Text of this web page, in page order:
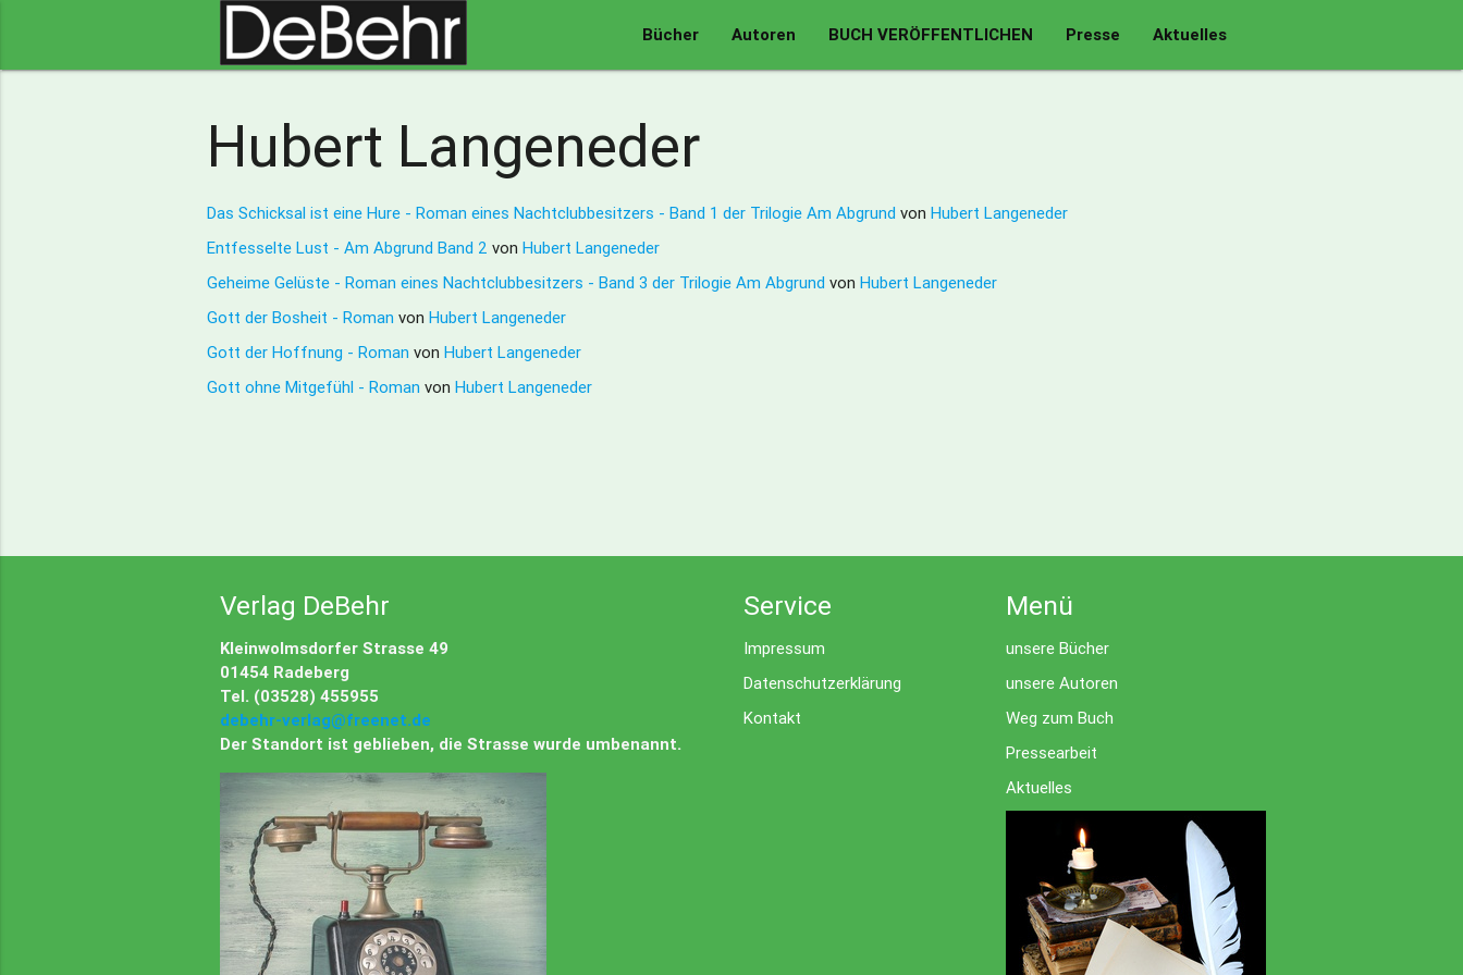
Bücher Autoren BUCH VERÖFFENTLICHEN Presse Aktuelles
Hubert Langeneder
Das Schicksal ist eine Hure - Roman eines Nachtclubbesitzers - Band 1 der Trilogie Am AbgrundvonHubert Langeneder
Entfesselte Lust - Am Abgrund Band 2vonHubert Langeneder
Geheime Gelüste - Roman eines Nachtclubbesitzers - Band 3 der Trilogie Am AbgrundvonHubert Langeneder
Gott der Bosheit - RomanvonHubert Langeneder
Gott der Hoffnung - RomanvonHubert Langeneder
Gott ohne Mitgefühl - RomanvonHubert Langeneder
Verlag DeBehr
Kleinwolmsdorfer Strasse 49
01454 Radeberg
Tel. (03528) 455955
debehr-verlag@freenet.de
Der Standort ist geblieben, die Strasse wurde umbenannt.
Service
Impressum
Datenschutzerklärung
Kontakt
Menü
unsere Bücher
unsere Autoren
Weg zum Buch
Pressearbeit
Aktuelles